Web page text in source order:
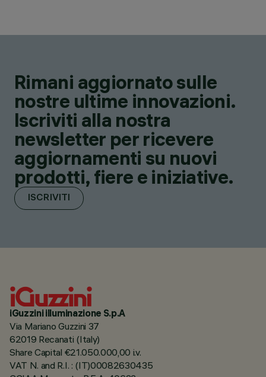
Rimani aggiornato sulle
nostre ultime innovazioni.
Iscriviti alla nostra
newsletter per ricevere
aggiornamenti su nuovi
prodotti, fiere e iniziative.
ISCRIVITI
iGuzzini illuminazione S.p.A
Via Mariano Guzzini 37
62019 Recanati (Italy)
Share Capital €21.050.000,00 i.v.
VAT N. and R.I. : (IT)00082630435